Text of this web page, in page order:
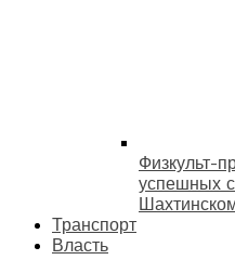
Физкульт-
успешных
Транспорт
Власть